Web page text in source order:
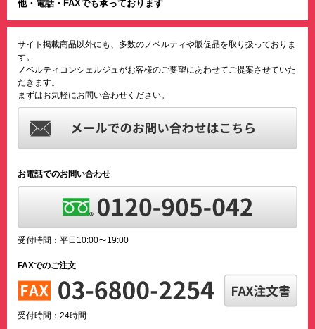
他・電話・FAXでも承っております
サイト掲載商品以外にも、多数のノベルティや販促品を取り扱っておりま
す。
ノベルティコンシェルジュがお客様のご要望にあわせてご提案させていた
だきます。
まずはお気軽にお問い合わせください。
お電話でのお問い合わせ
受付時間：平日10:00〜19:00
FAXでのご注文
受付時間：24時間